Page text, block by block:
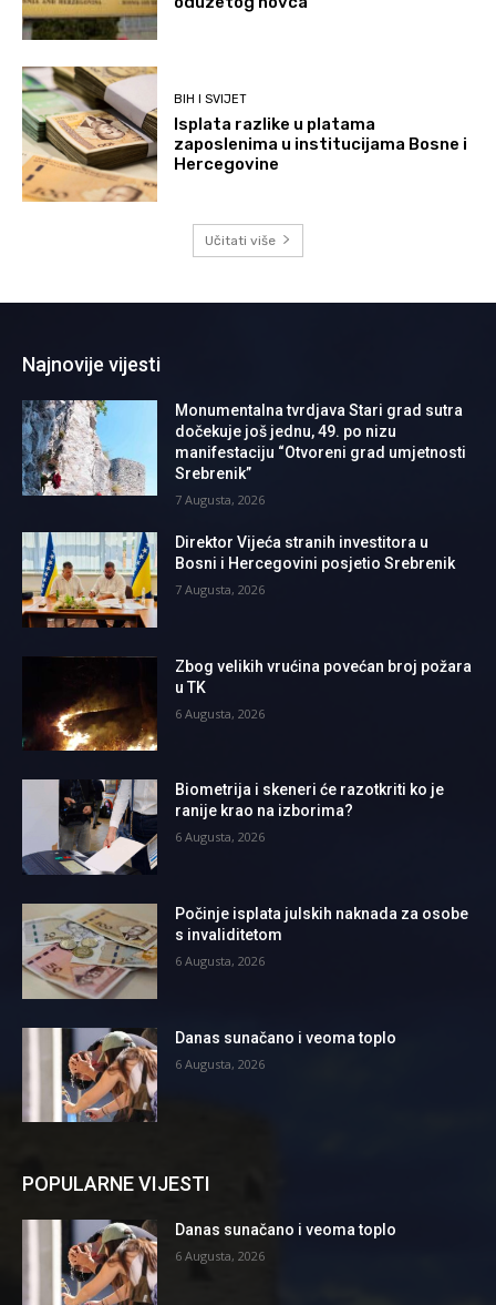
BIH I SVIJET
Isplata razlike u platama
zaposlenima u institucijama Bosne i
Hercegovine
Učitati više
Najnovije vijesti
Monumentalna tvrdjava Stari grad sutra
dočekuje još jednu, 49. po nizu
manifestaciju “Otvoreni grad umjetnosti
Srebrenik”
7 Augusta, 2026
Direktor Vijeća stranih investitora u
Bosni i Hercegovini posjetio Srebrenik
7 Augusta, 2026
Zbog velikih vrućina povećan broj požara
u TK
6 Augusta, 2026
Biometrija i skeneri će razotkriti ko je
ranije krao na izborima?
6 Augusta, 2026
Počinje isplata julskih naknada za osobe
s invaliditetom
6 Augusta, 2026
Danas sunačano i veoma toplo
6 Augusta, 2026
POPULARNE VIJESTI
Danas sunačano i veoma toplo
6 Augusta, 2026